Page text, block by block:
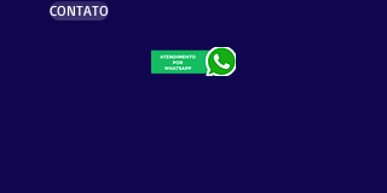
CONTATO